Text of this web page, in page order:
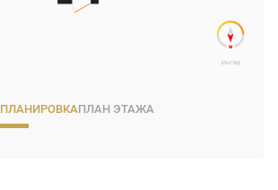
ПЛАНИРОВКАПЛАН ЭТАЖА